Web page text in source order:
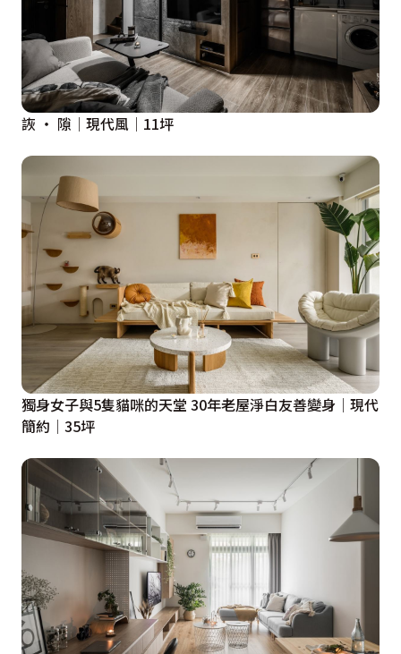
詼 ‧ 隙│現代風│11坪
獨身女子與5隻貓咪的天堂 30年老屋淨白友善變身│現代
簡約│35坪